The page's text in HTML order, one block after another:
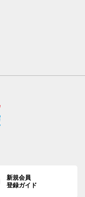
新規会員
登録ガイド